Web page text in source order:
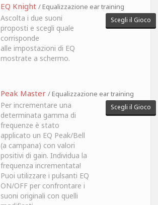
EQ Knight / Equalizzazione ear training
Ascolta i due suoni
proposti e scegli quale
corrisponde
alle impostazioni di EQ
mostrate a schermo.
Scegli il Gioco
Peak Master / Equalizzazione ear training
Per incrementare una
determinata gamma di
frequenze è stato
applicato un EQ Peak/Bell
(a campana) con valori
positivi di gain. Individua la
frequenza incrementata!
Puoi utilizzare i pulsanti EQ
ON/OFF per confrontare i
suoni originali con quelli
Scegli il Gioco